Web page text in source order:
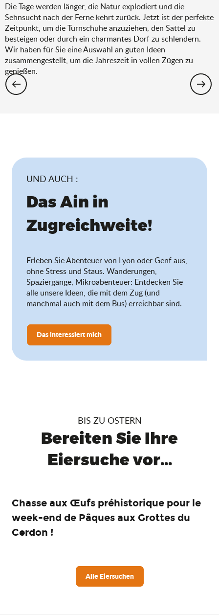
Die Tage werden länger, die Natur explodiert und die
Sehnsucht nach der Ferne kehrt zurück. Jetzt ist der perfekte
Zeitpunkt, um die Turnschuhe anzuziehen, den Sattel zu
besteigen oder durch ein charmantes Dorf zu schlendern.
Wir haben für Sie eine Auswahl an guten Ideen
zusammengestellt, um die Jahreszeit in vollen Zügen zu
genießen.
Wandern: Die Auswahl für den Frühling
UND AUCH :
Das Ain in
Zugreichweite!
Erleben Sie Abenteuer von Lyon oder Genf aus,
ohne Stress und Staus. Wanderungen,
Spaziergänge, Mikroabenteuer: Entdecken Sie
alle unsere Ideen, die mit dem Zug (und
manchmal auch mit dem Bus) erreichbar sind.
Das interessiert mich
BIS ZU OSTERN
Bereiten Sie Ihre
Eiersuche vor...
Chasse aux Œufs préhistorique pour le
week-end de Pâques aux Grottes du
Cerdon !
Alle Eiersuchen